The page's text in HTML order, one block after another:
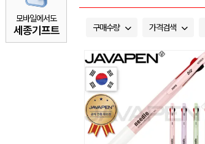
모바일에서도
세종기프트 구매수량 가격검색